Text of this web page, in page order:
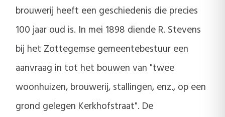
brouwerij heeft een geschiedenis die precies
100 jaar oud is. In mei 1898 diende R. Stevens
bij het Zottegemse gemeentebestuur een
aanvraag in tot het bouwen van "twee
woonhuizen, brouwerij, stallingen, enz., op een
grond gelegen Kerkhofstraat". De